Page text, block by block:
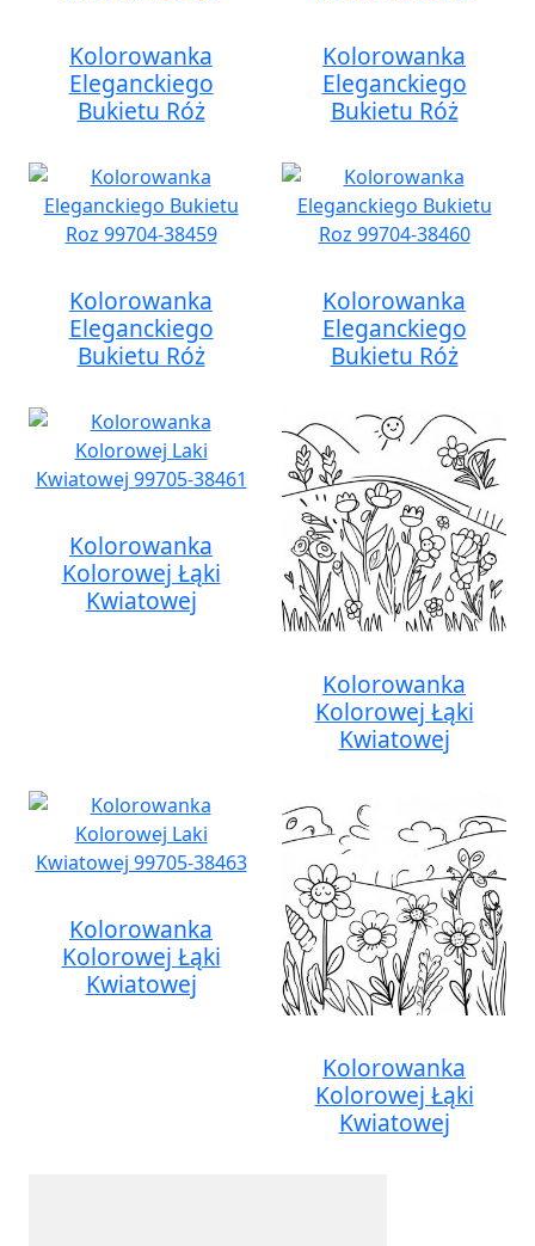
Kolorowanka
Eleganckiego
Bukietu Róż
Kolorowanka
Eleganckiego
Bukietu Róż
Kolorowanka
Eleganckiego
Bukietu Róż
Kolorowanka
Eleganckiego
Bukietu Róż
Kolorowanka
Kolorowej Łąki
Kwiatowej
Kolorowanka
Kolorowej Łąki
Kwiatowej
Kolorowanka
Kolorowej Łąki
Kwiatowej
Kolorowanka
Kolorowej Łąki
Kwiatowej